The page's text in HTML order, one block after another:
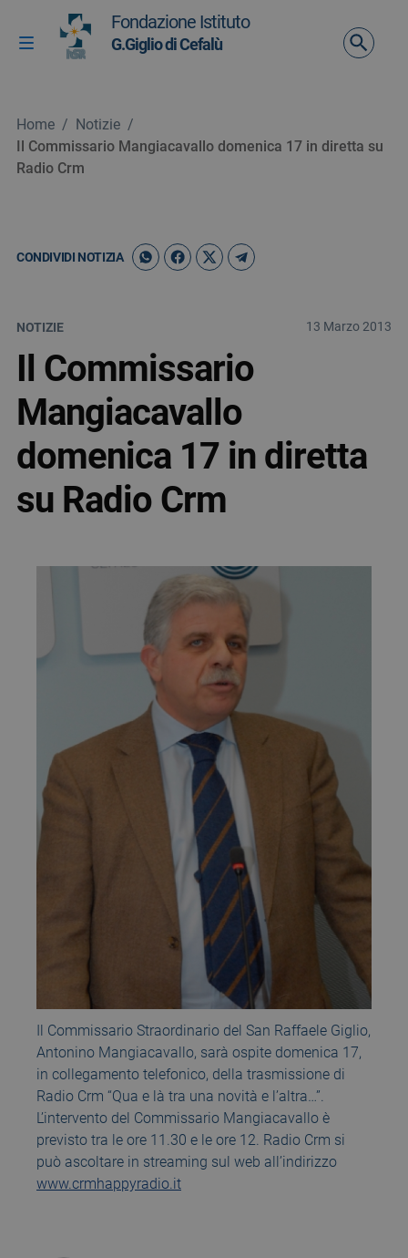
Vai ai contenuti
Vai al menu di navigazione
Vai al footer
Attiva / disattiva la navigazione
Fondazione Istituto
G.Giglio di Cefalù
Home / Notizie /
Il Commissario Mangiacavallo domenica 17 in diretta su
Radio Crm
CONDIVIDI NOTIZIA
NOTIZIE 13 Marzo 2013
Il Commissario
Mangiacavallo
domenica 17 in diretta
su Radio Crm
Il Commissario Straordinario del San Raffaele Giglio,
Antonino Mangiacavallo, sarà ospite domenica 17,
in collegamento telefonico, della trasmissione di
Radio Crm “Qua e là tra una novità e l’altra…”.
L’intervento del Commissario Mangiacavallo è
previsto tra le ore 11.30 e le ore 12. Radio Crm si
può ascoltare in streaming sul web all’indirizzo
www.crmhappyradio.it